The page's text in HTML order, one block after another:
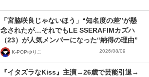
「宮脇咲良じゃないほう」“知名度の差”が懸
念されたが…それでもLE SSERAFIMカズハ
（23）が人気メンバーになった“納得の理由”
K-POPゆりこ 2026/08/09
『イタズラなKiss』主演→26歳で芸能引退→